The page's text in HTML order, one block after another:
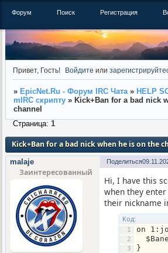
Форум Поиск Регистрация
Привет, Гость! Войдите или
» EpicNet.Ru - Форум IRC Чата » HELP
mIRC скрипту » Kick+Ban for a bad nick
channel
Kick+Ban for a bad nick when he is on the
Страница: 1
Поделиться
malaje
Заинтересованный
Hi, I have this
when they
their nickname
Код:
on
}